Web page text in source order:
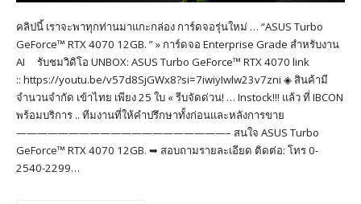
คลิปนี้ เราจะพาทุกท่านมาแกะกล่อง การ์ดจอรุ่นใหม่ … “ASUS Turbo
GeForce™ RTX 4070 12GB. ” » การ์ดจอ Enterprise Grade สำหรับงาน
AI รับชมวิดิโอ UNBOX: ASUS Turbo GeForce™ RTX 4070 link
:: https://youtu.be/v57d8SjGWx8?si=7iwiyIwlw23v7zni ◈ สินค้ามี
จำนวนจำกัด เข้าไทย เพียง 25 ใบ « รีบจัดด่วน! … Instock!!! แล้ว ที่ IBCON
พร้อมบริการ .. ทีมงานที่ให้คำปรึกษาทั้งก่อนและหลังการขาย
————————————————————– สนใจ ASUS Turbo
GeForce™ RTX 4070 12GB. ➥ สอบถามรายละเอียด ติดต่อ: โทร 0-
2540-2299…